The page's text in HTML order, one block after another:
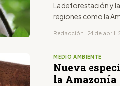
La deforestación y
regiones como la
Redacción · 24 de abril,
MEDIO AMBIENTE
Nueva
la Amazonía